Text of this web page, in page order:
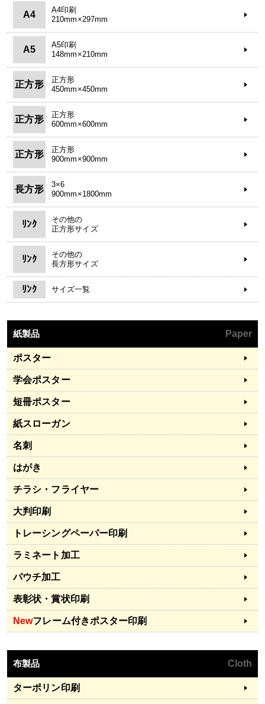
A4
A4印刷
210mm×297mm
A5
A5印刷
148mm×210mm
正方形
正方形
450mm×450mm
正方形
正方形
600mm×600mm
正方形
正方形
900mm×900mm
長方形
3×6
900mm×1800mm
ﾘﾝｸ
その他の
正方形サイズ
ﾘﾝｸ
その他の
長方形サイズ
ﾘﾝｸ サイズ一覧
紙製品 Paper
ポスター
学会ポスター
短冊ポスター
紙スローガン
名刺
はがき
チラシ・フライヤー
大判印刷
トレーシングペーパー印刷
ラミネート加工
パウチ加工
表彰状・賞状印刷
Newフレーム付きポスター印刷
布製品 Cloth
ターポリン印刷